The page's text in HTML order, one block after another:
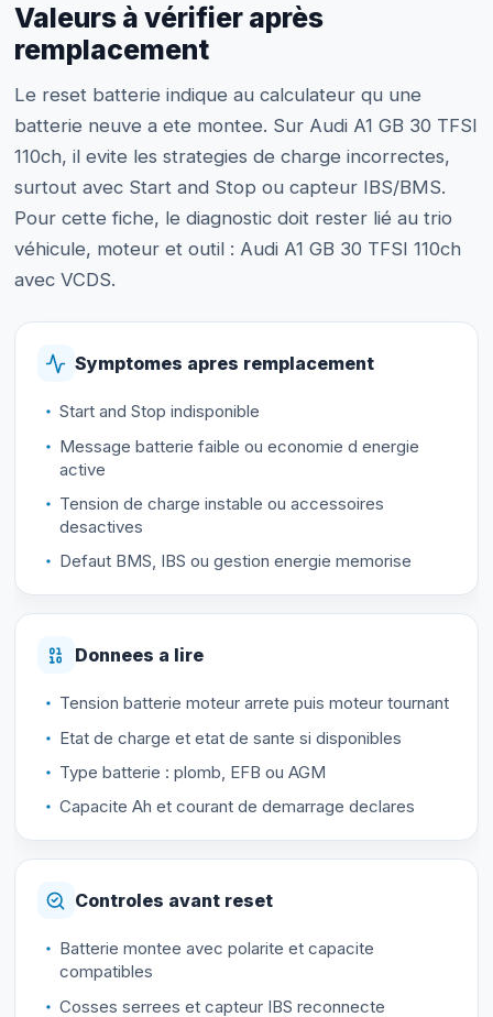
Valeurs à vérifier après
remplacement
Le reset batterie indique au calculateur qu une
batterie neuve a ete montee. Sur Audi A1 GB 30 TFSI
110ch, il evite les strategies de charge incorrectes,
surtout avec Start and Stop ou capteur IBS/BMS.
Pour cette fiche, le diagnostic doit rester lié au trio
véhicule, moteur et outil : Audi A1 GB 30 TFSI 110ch
avec VCDS.
Symptomes apres remplacement
Start and Stop indisponible
Message batterie faible ou economie d energie
active
Tension de charge instable ou accessoires
desactives
Defaut BMS, IBS ou gestion energie memorise
Donnees a lire
Tension batterie moteur arrete puis moteur tournant
Etat de charge et etat de sante si disponibles
Type batterie : plomb, EFB ou AGM
Capacite Ah et courant de demarrage declares
Controles avant reset
Batterie montee avec polarite et capacite
compatibles
Cosses serrees et capteur IBS reconnecte